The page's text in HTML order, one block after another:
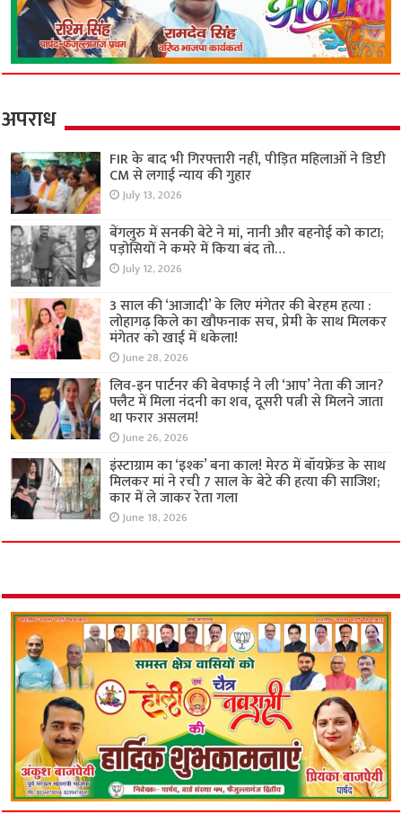
अपराध
FIR के बाद भी गिरफ्तारी नहीं, पीड़ित महिलाओं ने डिप्टी
CM से लगाई न्याय की गुहार
July 13, 2026
बेंगलुरु में सनकी बेटे ने मां, नानी और बहनोई को काटा;
पड़ोसियों ने कमरे में किया बंद तो…
July 12, 2026
3 साल की ‘आजादी’ के लिए मंगेतर की बेरहम हत्या :
लोहागढ़ किले का खौफनाक सच, प्रेमी के साथ मिलकर
मंगेतर को खाई में धकेला!
June 28, 2026
लिव-इन पार्टनर की बेवफाई ने ली ‘आप’ नेता की जान?
फ्लैट में मिला नंदनी का शव, दूसरी पत्नी से मिलने जाता
था फरार असलम!
June 26, 2026
इंस्टाग्राम का ‘इश्क’ बना काल! मेरठ में बॉयफ्रेंड के साथ
मिलकर मां ने रची 7 साल के बेटे की हत्या की साजिश;
कार में ले जाकर रेता गला
June 18, 2026